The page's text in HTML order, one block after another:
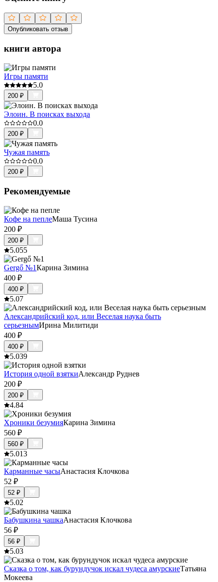
Опубликовать отзыв
книги автора
Игры памяти
5.0
200 ₽
Элоин. В поисках выхода
0.0
200 ₽
Чужая память
0.0
200 ₽
Рекомендуемые
Кофе на пеплеМаша Тусина
200 ₽
200 ₽
5.055
Gergő №1Карина Зимина
400 ₽
400 ₽
5.07
Александрийский код, или Веселая наука быть
серьезнымИрина Милитиди
400 ₽
400 ₽
5.039
История одной взяткиАлександр Руднев
200 ₽
200 ₽
4.84
Хроники безумияКарина Зимина
560 ₽
560 ₽
5.013
Карманные часыАнастасия Клочкова
52 ₽
52 ₽
5.02
Бабушкина чашкаАнастасия Клочкова
56 ₽
56 ₽
5.03
Сказка о том, как бурундучок искал чудеса амурскиеТатьяна
Мокеева